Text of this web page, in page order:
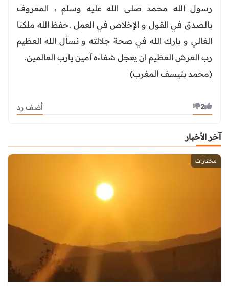
رسول الله محمد صلى الله عليه وسلم ، المعروف
بالصدق في القول و الإخلاص في العمل .حفظ الله ملكنا
الغالي و بارك الله في صحة جلالته و نسأل الله العظيم
رب العرش العظيم ان يعجل شفاءه آمين يارب العالمين.
(محمد بنيسف المغرب)
2 أضف رد
آخر الأخبار
مختارات